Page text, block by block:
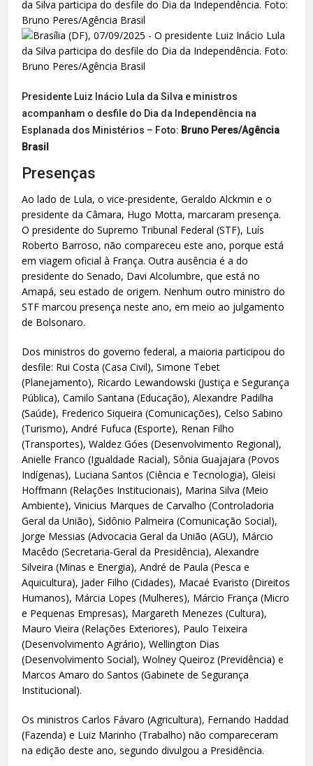
Presidente Luiz Inácio Lula da Silva e ministros
acompanham o desfile do Dia da Independência na
Esplanada dos Ministérios – Foto: Bruno Peres/Agência
Brasil
Presenças
Ao lado de Lula, o vice-presidente, Geraldo Alckmin e o
presidente da Câmara, Hugo Motta, marcaram presença.
O presidente do Supremo Tribunal Federal (STF), Luís
Roberto Barroso, não compareceu este ano, porque está
em viagem oficial à França. Outra ausência é a do
presidente do Senado, Davi Alcolumbre, que está no
Amapá, seu estado de origem. Nenhum outro ministro do
STF marcou presença neste ano, em meio ao julgamento
de Bolsonaro.
Dos ministros do governo federal, a maioria participou do
desfile: Rui Costa (Casa Civil), Simone Tebet
(Planejamento), Ricardo Lewandowski (Justiça e Segurança
Pública), Camilo Santana (Educação), Alexandre Padilha
(Saúde), Frederico Siqueira (Comunicações), Celso Sabino
(Turismo), André Fufuca (Esporte), Renan Filho
(Transportes), Waldez Góes (Desenvolvimento Regional),
Anielle Franco (Igualdade Racial), Sônia Guajajara (Povos
Indígenas), Luciana Santos (Ciência e Tecnologia), Gleisi
Hoffmann (Relações Institucionais), Marina Silva (Meio
Ambiente), Vinicius Marques de Carvalho (Controladoria
Geral da União), Sidônio Palmeira (Comunicação Social),
Jorge Messias (Advocacia Geral da União (AGU), Márcio
Macêdo (Secretaria-Geral da Presidência), Alexandre
Silveira (Minas e Energia), André de Paula (Pesca e
Aquicultura), Jader Filho (Cidades), Macaé Evaristo (Direitos
Humanos), Márcia Lopes (Mulheres), Márcio França (Micro
e Pequenas Empresas), Margareth Menezes (Cultura),
Mauro Vieira (Relações Exteriores), Paulo Teixeira
(Desenvolvimento Agrário), Wellington Dias
(Desenvolvimento Social), Wolney Queiroz (Previdência) e
Marcos Amaro do Santos (Gabinete de Segurança
Institucional).
Os ministros Carlos Fávaro (Agricultura), Fernando Haddad
(Fazenda) e Luiz Marinho (Trabalho) não compareceram
na edição deste ano, segundo divulgou a Presidência.